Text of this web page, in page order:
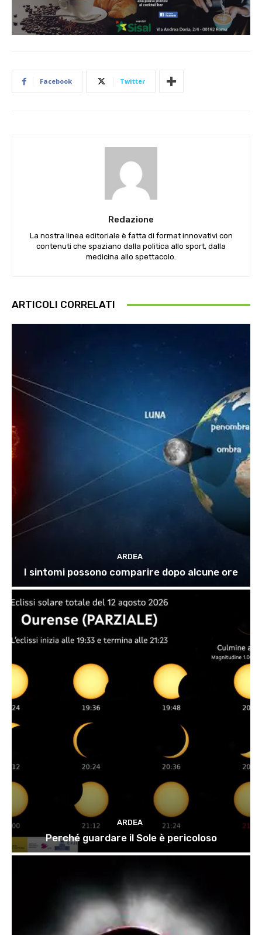
Facebook Twitter
Redazione
La nostra linea editoriale è fatta di format innovativi con
contenuti che spaziano dalla politica allo sport, dalla
medicina allo spettacolo.
ARTICOLI CORRELATI
ARDEA
I sintomi possono comparire dopo alcune ore
ARDEA
Perché guardare il Sole è pericoloso